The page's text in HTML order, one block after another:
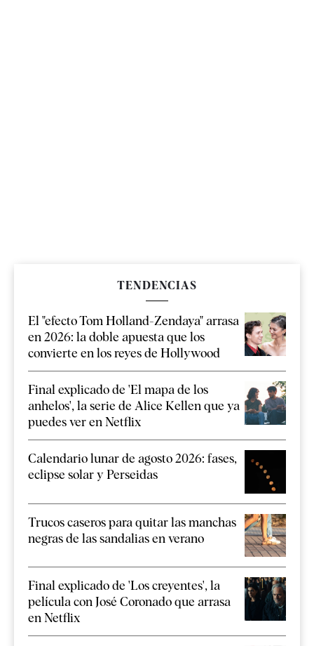
TENDENCIAS
El "efecto Tom Holland-Zendaya" arrasa
en 2026: la doble apuesta que los
convierte en los reyes de Hollywood
Final explicado de 'El mapa de los
anhelos', la serie de Alice Kellen que ya
puedes ver en Netflix
Calendario lunar de agosto 2026: fases,
eclipse solar y Perseidas
Trucos caseros para quitar las manchas
negras de las sandalias en verano
Final explicado de 'Los creyentes', la
película con José Coronado que arrasa
en Netflix